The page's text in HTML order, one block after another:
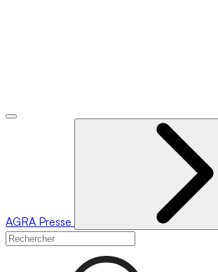
AGRA Presse